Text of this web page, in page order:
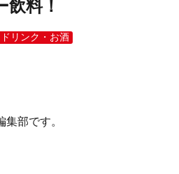
料！
ドリンク・お酒
部です。